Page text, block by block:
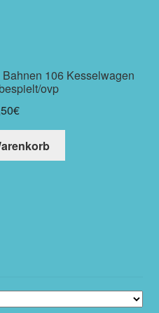
106 Kesselwagen
ovp
€